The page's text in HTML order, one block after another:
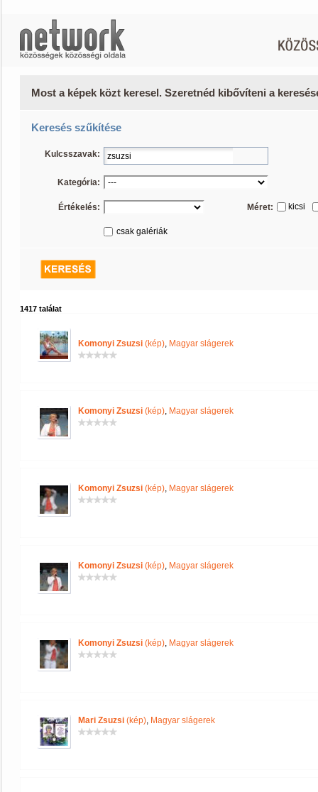
Most a képek közt keresel. Szeretnéd kibővíteni a
Keresés szűkítése
Kulcsszavak:
Kategória:
Értékelés: Méret: kicsi
csak galériák
1417 találat
Komonyi Zsuzsi (kép), Magyar slágerek
Komonyi Zsuzsi (kép), Magyar slágerek
Komonyi Zsuzsi (kép), Magyar slágerek
Komonyi Zsuzsi (kép), Magyar slágerek
Komonyi Zsuzsi (kép), Magyar slágerek
Mari Zsuzsi (kép), Magyar slágerek